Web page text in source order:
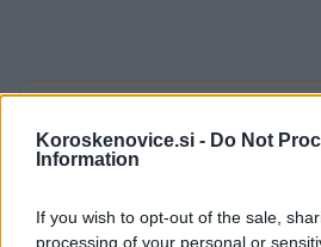
Koroskenovice.si - Do Not
Information
If you wish to opt-out of the sale,
processing of your personal or
posameznik kazensko odgovoren za
sovraštva, nasilja ali nestrpnosti.
odstranjeni. Pravila komentiranja →